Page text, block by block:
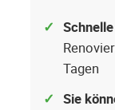
Tagen
Sie